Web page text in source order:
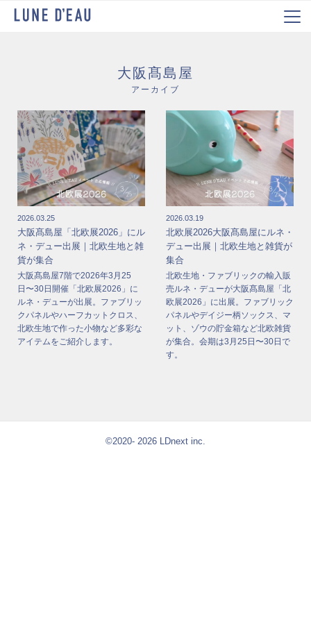
大阪髙島屋
アーカイブ
2026.03.25
大阪髙島屋「北欧展2026」にル
ネ・デュー出展｜北欧生地と雑
貨が集合
大阪髙島屋7階で2026年3月25
日〜30日開催「北欧展2026」に
ルネ・デューが出展。ファブリッ
クパネルやハーフカットクロス、
北欧生地で作った小物など多彩な
アイテムをご紹介します。
2026.03.19
北欧展2026大阪髙島屋にルネ・
デュー出展｜北欧生地と雑貨が
集合
北欧生地・ファブリックの輸入販
売ルネ・デューが大阪髙島屋「北
欧展2026」に出展。ファブリック
パネルやデイジー柄ソックス、マ
ット、ゾウの貯金箱など北欧雑貨
が集合。会期は3月25日〜30日で
す。
©2020- 2026 LDnext inc.